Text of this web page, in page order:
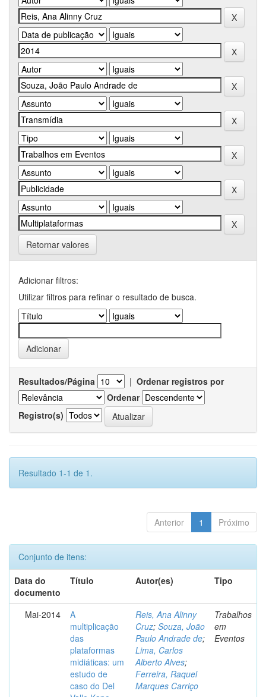
Retornar valores
Adicionar filtros:
Utilizar filtros para refinar o resultado de busca.
Resultados/Página | Ordenar registros por
Ordenar
Registro(s)
Resultado 1-1 de 1.
Anterior 1 Próximo
Conjunto de itens:
Data do
documento
Título Autor(es) Tipo
Mai-2014
A
multiplicação
das
plataformas
midiáticas: um
estudo de
caso do Del
Reis, Ana Alinny
Cruz; Souza, João
Paulo Andrade de;
Lima, Carlos
Alberto Alves;
Ferreira, Raquel
Marques Carriço
Trabalhos
em
Eventos